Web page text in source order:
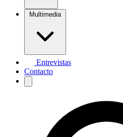
Multimedia
Entrevistas
Contacto